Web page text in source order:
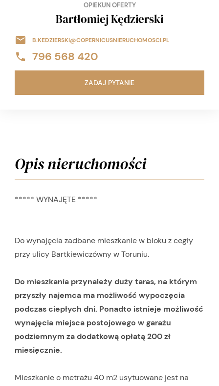
OPIEKUN OFERTY
Bartłomiej Kędzierski
B.KEDZIERSKI@COPERNICUSNIERUCHOMOSCI.PL
796 568 420
ZADAJ PYTANIE
Opis nieruchomości
***** WYNAJĘTE *****
Do wynajęcia zadbane mieszkanie w bloku z cegły
przy ulicy Bartkiewiczówny w Toruniu.
Do mieszkania przynależy duży taras, na którym
przyszły najemca ma możliwość wypoczęcia
podczas ciepłych dni. Ponadto istnieje możliwość
wynajęcia miejsca postojowego w garażu
podziemnym za dodatkową opłatą 200 zł
miesięcznie.
Mieszkanie o metrażu 40 m2 usytuowane jest na